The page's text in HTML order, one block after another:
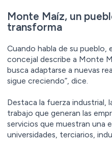
Monte Maíz, un
transforma
Cuando habla de su pueblo,
concejal describe a Monte
busca adaptarse a nuevas
sigue creciendo”, dice.
Destaca la fuerza industrial,
trabajo que generan las
servicios que muestran una
universidades, terciarios,